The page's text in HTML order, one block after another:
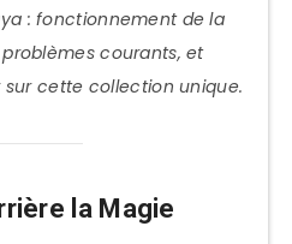
: fonctionnement de la
courants, et
sur cette collection unique.
la Magie